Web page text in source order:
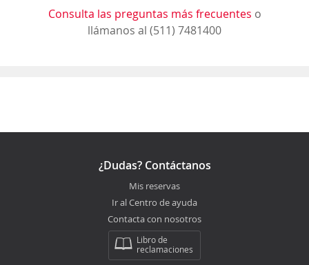
Consulta las preguntas más frecuentes o
llámanos al (511) 7481400
¿Dudas? Contáctanos
Mis reservas
Ir al Centro de ayuda
Contacta con nosotros
Libro de
reclamaciones